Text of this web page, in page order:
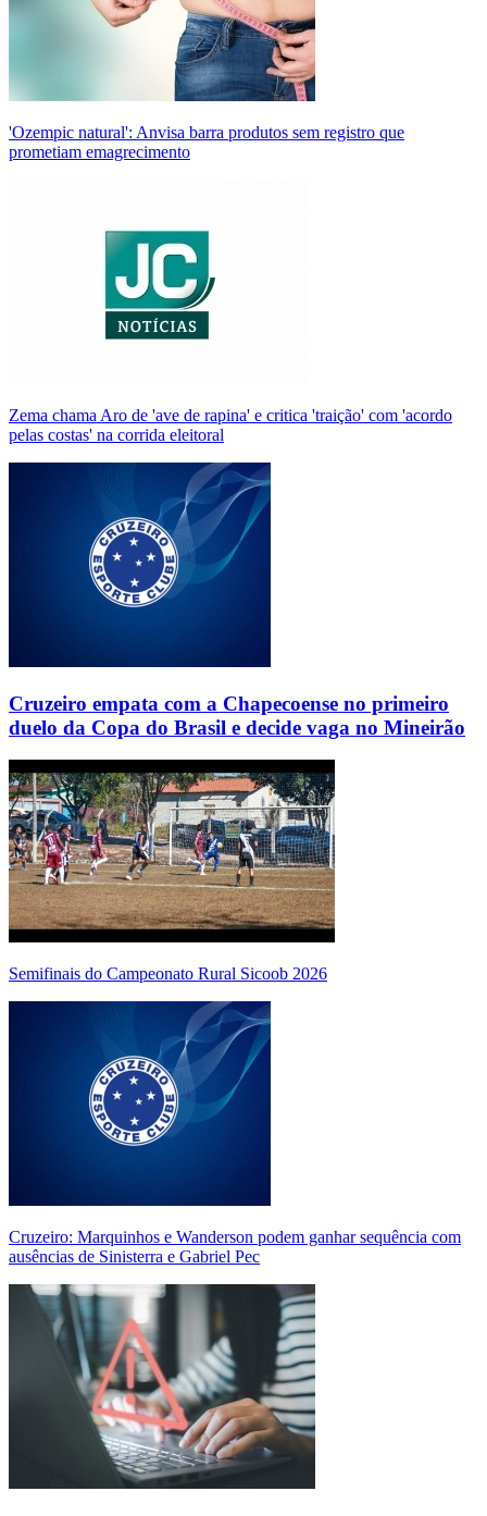
'Ozempic natural': Anvisa barra produtos sem registro que
prometiam emagrecimento
Zema chama Aro de 'ave de rapina' e critica 'traição' com 'acordo
pelas costas' na corrida eleitoral
Cruzeiro empata com a Chapecoense no primeiro
duelo da Copa do Brasil e decide vaga no Mineirão
Semifinais do Campeonato Rural Sicoob 2026
Cruzeiro: Marquinhos e Wanderson podem ganhar sequência com
ausências de Sinisterra e Gabriel Pec